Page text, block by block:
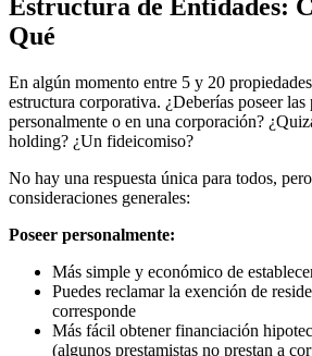
Estructura de Entidades:
Qué
En algún momento entre 5 y 20
estructura corporativa. ¿Deberías poseer las
personalmente o en una corporación?
holding? ¿Un fideicomiso?
No hay una respuesta única para todos,
consideraciones generales:
Poseer personalmente:
Más simple y económico de
Puedes reclamar la exención de
corresponde
Más fácil obtener financiación
(algunos prestamistas no prestan a